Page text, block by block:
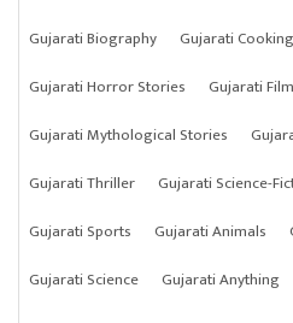
Gujarati Biography
Gujarati
Gujarati Horror Stories
Gujarati
Gujarati Mythological Stories
Gujarati Thriller
Gujarati Science-
Gujarati Sports
Gujarati Animals
Gujarati Science
Gujarati Anything